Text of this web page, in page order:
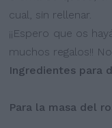
cual, sin rellenar.
¡¡Espero que os
muchos regalos!!
Ingredientes para
Para la masa del